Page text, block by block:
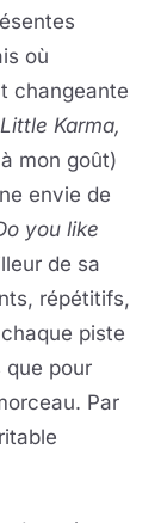
où
changeante
Little Karma,
mon goût)
envie de
you like
de sa
répétitifs,
piste
que pour
Par